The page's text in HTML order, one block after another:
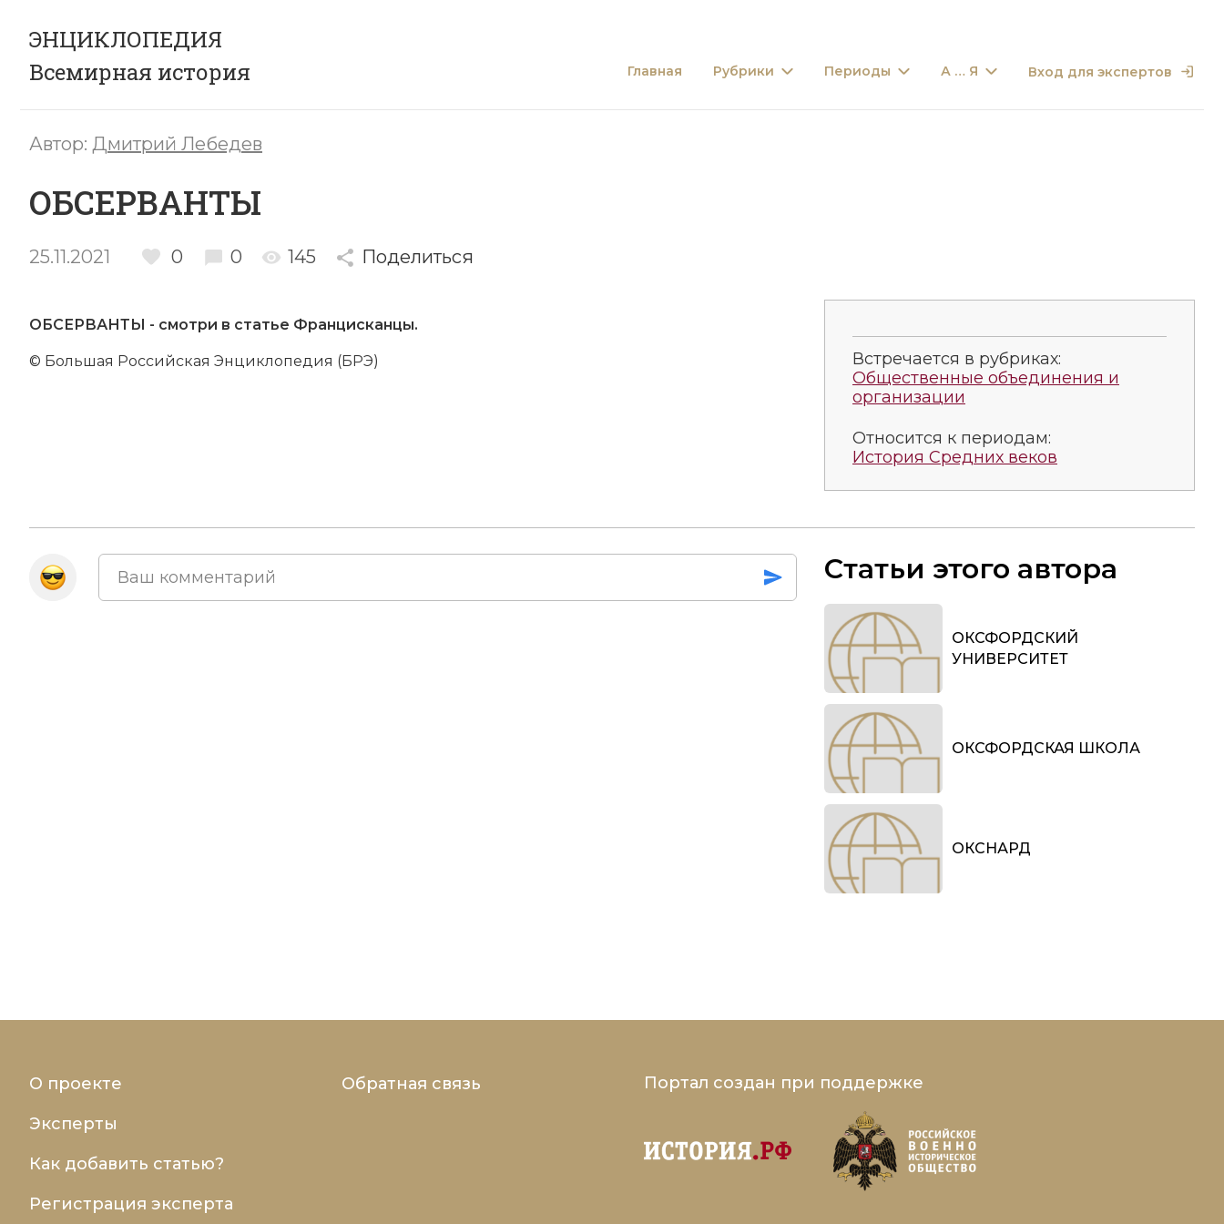
ЭНЦИКЛОПЕДИЯ
Всемирная история
Главная Рубрики Периоды А … Я Вход для экспертов
Автор: Дмитрий Лебедев
ОБСЕРВАНТЫ
25.11.2021 0 0 145 Поделиться
ОБСЕРВАНТЫ - смотри в статье Фран­ци­скан­цы.
© Большая Российская Энциклопедия (БРЭ)
Встречается в рубриках:
Общественные объединения и
организации
Относится к периодам:
История Средних веков
Статьи этого автора
ОКСФОРДСКИЙ
УНИВЕРСИТЕТ
ОКСФОРДСКАЯ ШКОЛА
ОКСНАРД
О проекте
Эксперты
Как добавить статью?
Регистрация эксперта
Обратная связь Портал создан при поддержке